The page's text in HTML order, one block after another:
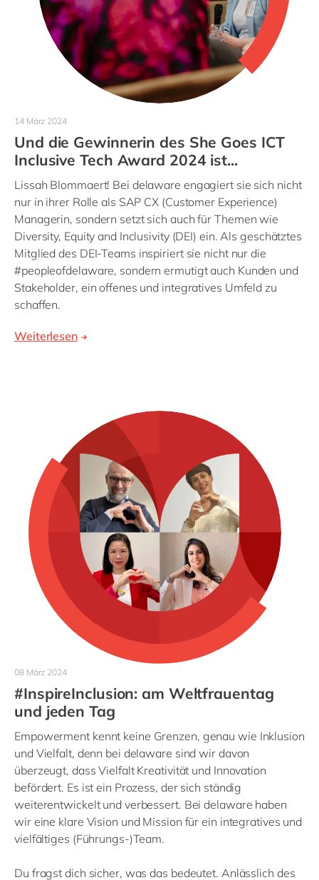
14 März 2024
Und die Gewinnerin des She Goes ICT
Inclusive Tech Award 2024 ist...
Lissah Blommaert! Bei delaware engagiert sie sich nicht
nur in ihrer Rolle als SAP CX (Customer Experience)
Managerin, sondern setzt sich auch für Themen wie
Diversity, Equity and Inclusivity (DEI) ein. Als geschätztes
Mitglied des DEI-Teams inspiriert sie nicht nur die
#peopleofdelaware, sondern ermutigt auch Kunden und
Stakeholder, ein offenes und integratives Umfeld zu
schaffen.
Weiterlesen
08 März 2024
#InspireInclusion: am Weltfrauentag
und jeden Tag
Empowerment kennt keine Grenzen, genau wie Inklusion
und Vielfalt, denn bei delaware sind wir davon
überzeugt, dass Vielfalt Kreativität und Innovation
befördert. Es ist ein Prozess, der sich ständig
weiterentwickelt und verbessert. Bei delaware haben
wir eine klare Vision und Mission für ein integratives und
vielfältiges (Führungs-)Team.
Du fragst dich sicher, was das bedeutet. Anlässlich des